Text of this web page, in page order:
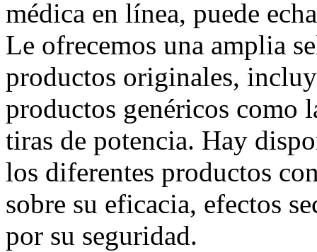
médica en línea, puede
Le ofrecemos una amplia
productos originales,
productos genéricos como
tiras de potencia. Hay
los diferentes productos
sobre su eficacia, efectos
por su seguridad.